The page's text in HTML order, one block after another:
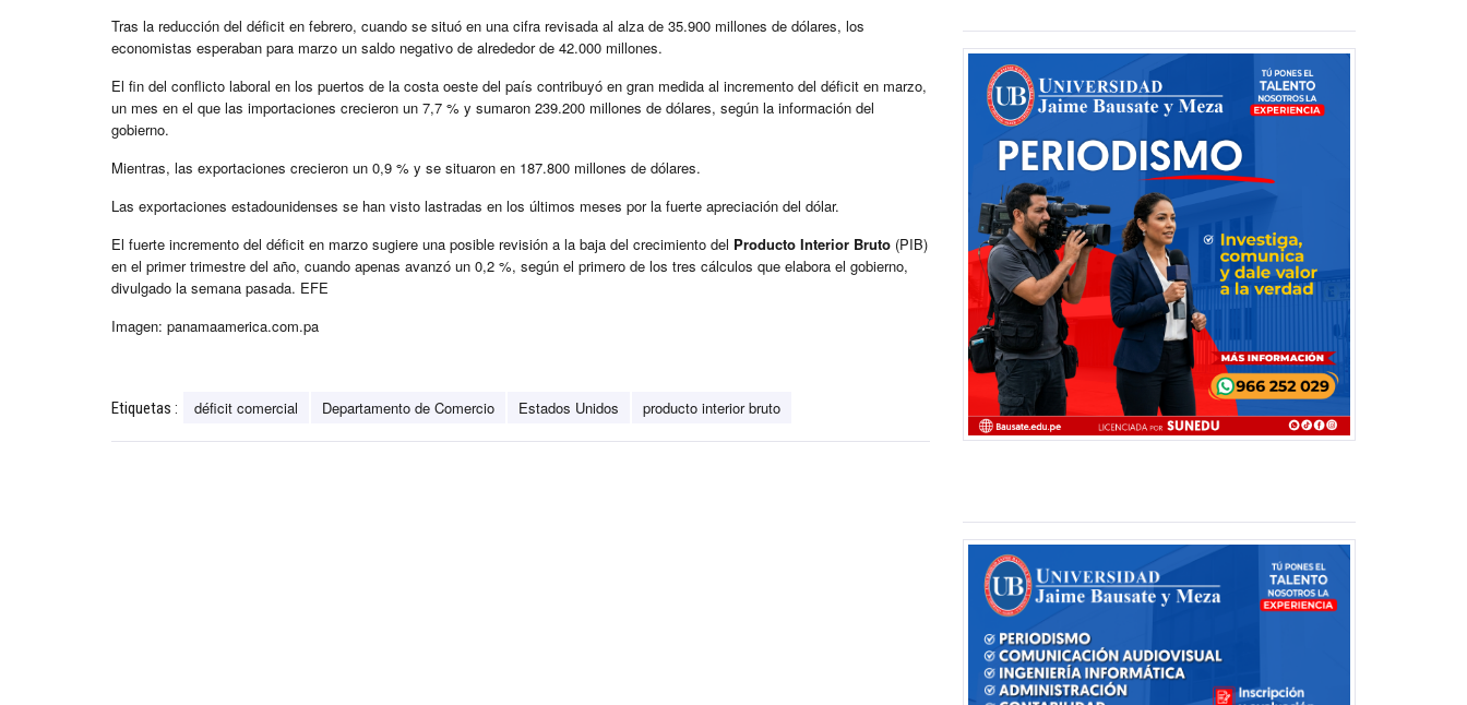
Tras la reducción del déficit en febrero, cuando se situó en una cifra revisada al alza de 35.900 millones de dólares, los
economistas esperaban para marzo un saldo negativo de alrededor de 42.000 millones.
El fin del conflicto laboral en los puertos de la costa oeste del país contribuyó en gran medida al incremento del déficit en marzo,
un mes en el que las importaciones crecieron un 7,7 % y sumaron 239.200 millones de dólares, según la información del
gobierno.
Mientras, las exportaciones crecieron un 0,9 % y se situaron en 187.800 millones de dólares.
Las exportaciones estadounidenses se han visto lastradas en los últimos meses por la fuerte apreciación del dólar.
El fuerte incremento del déficit en marzo sugiere una posible revisión a la baja del crecimiento del Producto Interior Bruto (PIB)
en el primer trimestre del año, cuando apenas avanzó un 0,2 %, según el primero de los tres cálculos que elabora el gobierno,
divulgado la semana pasada. EFE
Imagen: panamaamerica.com.pa
Etiquetas : déficit comercial Departamento de Comercio Estados Unidos producto interior bruto